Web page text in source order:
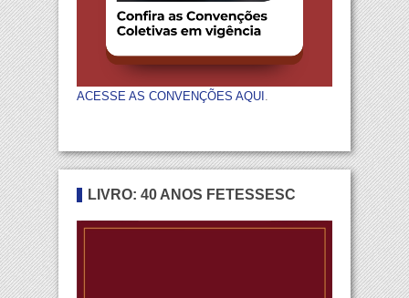
ACESSE AS CONVENÇÕES AQUI .
LIVRO: 40 ANOS FETESSESC